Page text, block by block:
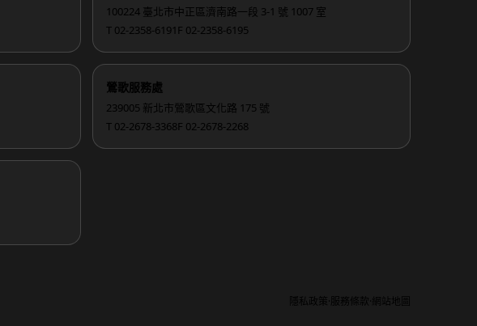
100224 臺北市中正區濟南路一段 3-1 號 1007 室
T 02-2358-6191 F 02-2358-6195
鶯歌服務處
239005 新北市鶯歌區文化路 175 號
T 02-2678-3368F 02-2678-2268
隱私政策 · 服務條款 · 網站地圖